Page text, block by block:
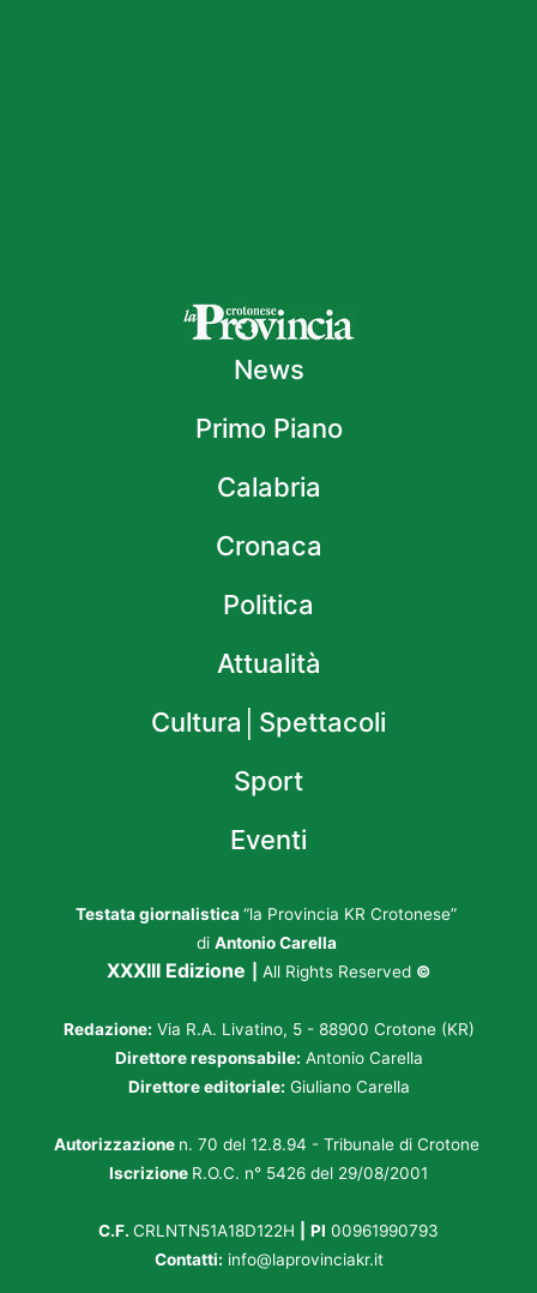
News
Primo Piano
Calabria
Cronaca
Politica
Attualità
Cultura│Spettacoli
Sport
Eventi
Testata giornalistica “la Provincia KR Crotonese”
di Antonio Carella
XXXIII Edizione All Rights Reserved ©
Redazione: Via R.A. Livatino, 5 - 88900 Crotone (KR)
Direttore responsabile: Antonio Carella
Direttore editoriale: Giuliano Carella
Autorizzazione n. 70 del 12.8.94 - Tribunale di Crotone
Iscrizione R.O.C. n° 5426 del 29/08/2001
C.F. CRLNTN51A18D122H PI 00961990793
Contatti: info@laprovinciakr.it